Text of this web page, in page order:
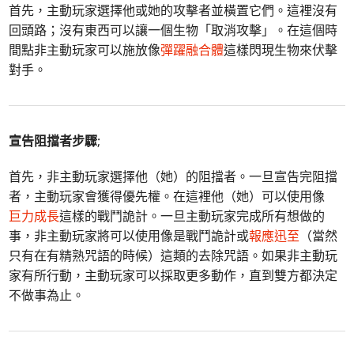
首先，主動玩家選擇他或她的攻擊者並橫置它們。這裡沒有
回頭路；沒有東西可以讓一個生物「取消攻擊」。在這個時
間點非主動玩家可以施放像彈躍融合體這樣閃現生物來伏擊
對手。
宣告阻擋者步驟;
首先，非主動玩家選擇他（她）的阻擋者。一旦宣告完阻擋
者，主動玩家會獲得優先權。在這裡他（她）可以使用像
巨力成長這樣的戰鬥詭計。一旦主動玩家完成所有想做的
事，非主動玩家將可以使用像是戰鬥詭計或報應迅至 （當然
只有在有精熟咒語的時候）這類的去除咒語。如果非主動玩
家有所行動，主動玩家可以採取更多動作，直到雙方都決定
不做事為止。